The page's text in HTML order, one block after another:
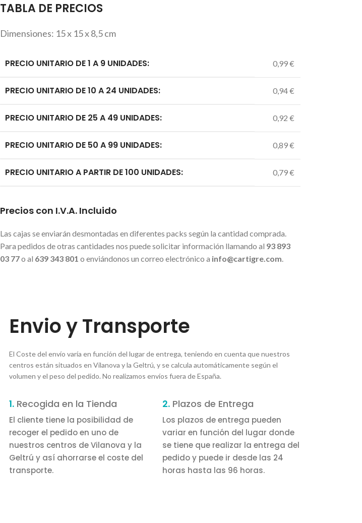
TABLA DE PRECIOS
Dimensiones: 15 x 15 x 8,5 cm
PRECIO UNITARIO DE 1 A 9 UNIDADES: 0,99 €
PRECIO UNITARIO DE 10 A 24 UNIDADES: 0,94 €
PRECIO UNITARIO DE 25 A 49 UNIDADES: 0,92 €
PRECIO UNITARIO DE 50 A 99 UNIDADES: 0,89 €
PRECIO UNITARIO A PARTIR DE 100 UNIDADES: 0,79 €
Precios con I.V.A. Incluido
Las cajas se enviarán desmontadas en diferentes packs según la cantidad comprada.
Para pedidos de otras cantidades nos puede solicitar información llamando al 93 893
03 77o al 639 343 801 o enviándonos un correo electrónico a info@cartigre.com.
Envio y Transporte
El Coste del envío varía en función del lugar de entrega, teniendo en cuenta que nuestros
centros están situados en Vilanova y la Geltrú, y se calcula automáticamente según el
volumen y el peso del pedido. No realizamos envíos fuera de España.
1.Recogida en la Tienda
El cliente tiene la posibilidad de
recoger el pedido en uno de
nuestros centros de Vilanova y la
Geltrú y así ahorrarse el coste del
transporte.
2.Plazos de Entrega
Los plazos de entrega pueden
variar en función del lugar donde
se tiene que realizar la entrega del
pedido y puede ir desde las 24
horas hasta las 96 horas.